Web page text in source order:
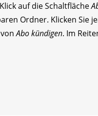
auf die Schaltfläche
Ordner. Klicken Sie
vonAbo kündigen. Im